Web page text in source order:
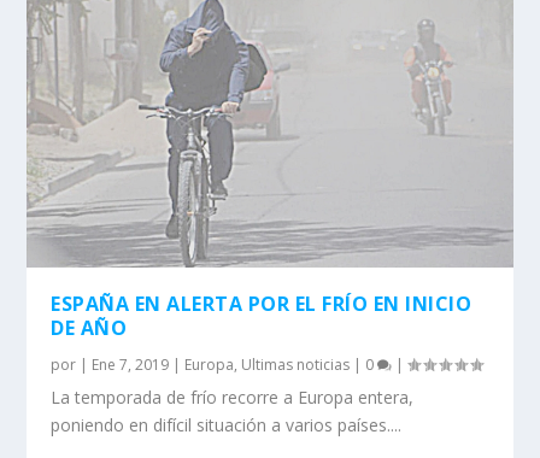
ESPAÑA EN ALERTA POR EL FRÍO EN INICIO
DE AÑO
por | Ene 7, 2019 | Europa, Ultimas noticias | 0 |
La temporada de frío recorre a Europa entera,
poniendo en difícil situación a varios países....